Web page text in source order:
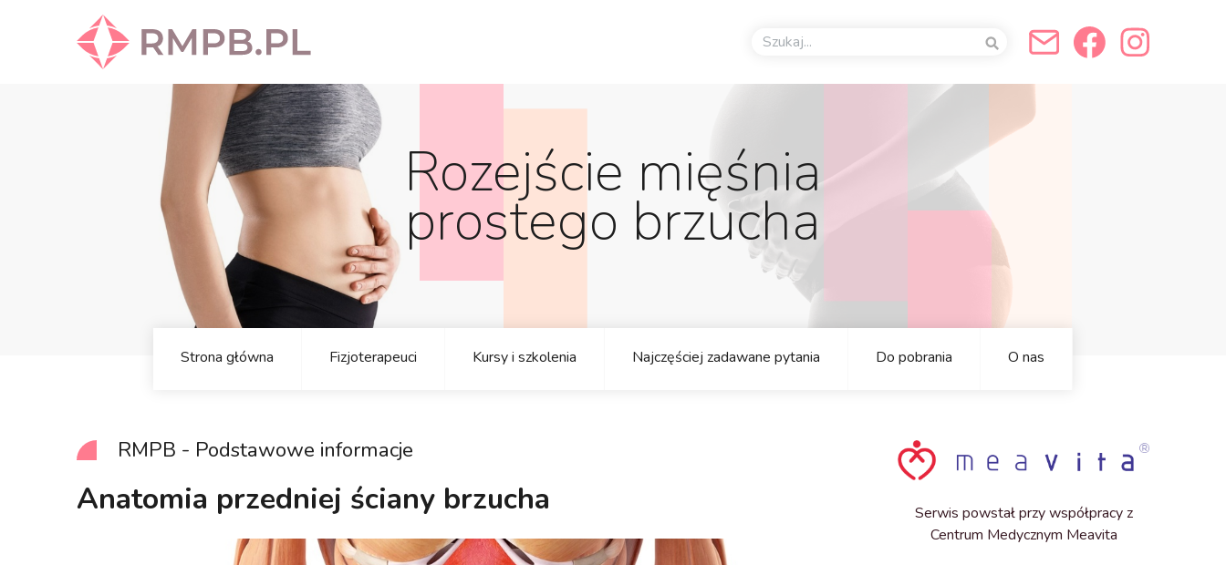
Rozejście mięśnia
prostego brzucha
Strona główna Fizjoterapeuci Kursy i szkolenia Najczęściej zadawane pytania Do pobrania O nas
RMPB - Podstawowe informacje
Anatomia przedniej ściany brzucha
Serwis powstał przy współpracy z
Centrum Medycznym Meavita